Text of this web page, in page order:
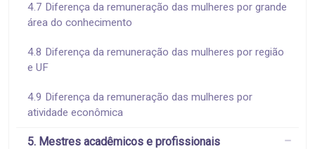
4.7 Diferença da remuneração das mulheres por grande
área do conhecimento
4.8 Diferença da remuneração das mulheres por região
e UF
4.9 Diferença da remuneração das mulheres por
atividade econômica
5. Mestres acadêmicos e profissionais